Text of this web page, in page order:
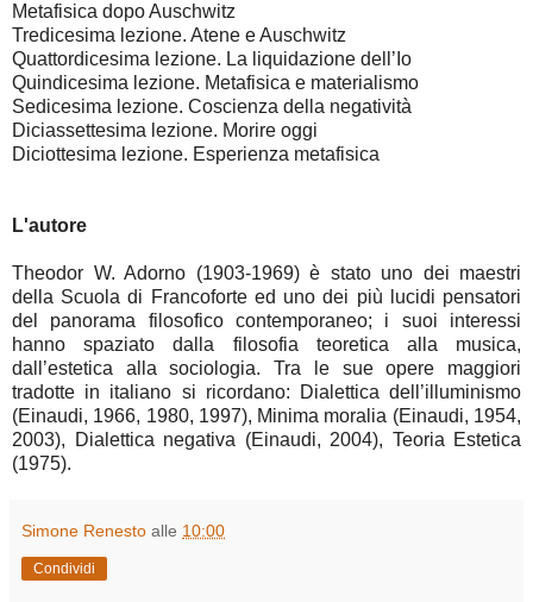
Metafisica dopo Auschwitz
Tredicesima lezione. Atene e Auschwitz
Quattordicesima lezione. La liquidazione dell’Io
Quindicesima lezione. Metafisica e materialismo
Sedicesima lezione. Coscienza della negatività
Diciassettesima lezione. Morire oggi
Diciottesima lezione. Esperienza metafisica
L'autore
Theodor W. Adorno (1903-1969) è stato uno dei maestri
della Scuola di Francoforte ed uno dei più lucidi pensatori
del panorama filosofico contemporaneo; i suoi interessi
hanno spaziato dalla filosofia teoretica alla musica,
dall’estetica alla sociologia. Tra le sue opere maggiori
tradotte in italiano si ricordano: Dialettica dell’illuminismo
(Einaudi, 1966, 1980, 1997), Minima moralia (Einaudi, 1954,
2003), Dialettica negativa (Einaudi, 2004), Teoria Estetica
(1975).
Simone Renesto alle 10:00
Condividi